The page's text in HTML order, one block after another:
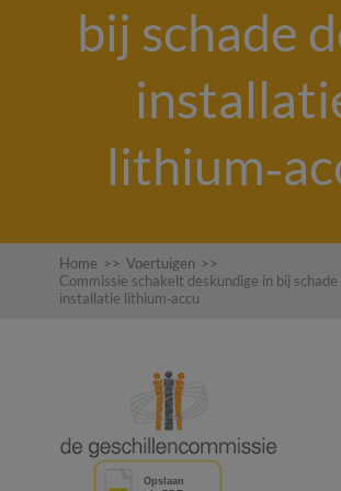
bij schade
Home >> Voertuigen >>
Commissie schakelt deskundige in bij
installatie lithium‑accu